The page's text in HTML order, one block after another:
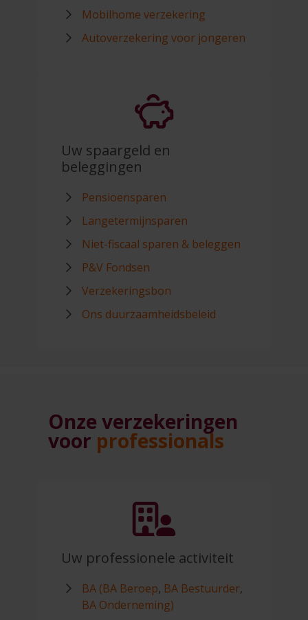
Mobilhome verzekering
Autoverzekering voor jongeren
Uw spaargeld en
beleggingen
Pensioensparen
Langetermijnsparen
Niet-fiscaal sparen & beleggen
P&V Fondsen
Verzekeringsbon
Ons duurzaamheidsbeleid
Onze verzekeringen
voor professionals
Uw professionele activiteit
BA (BA Beroep, BA Bestuurder,
BA Onderneming)